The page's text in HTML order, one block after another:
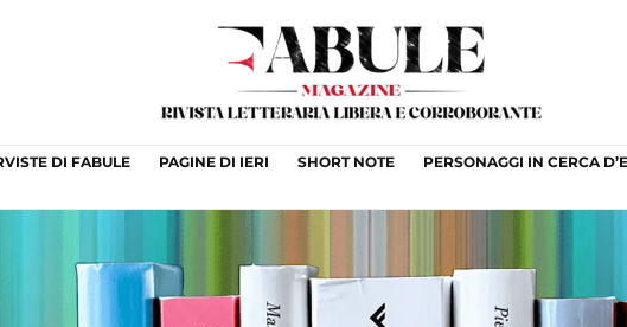
DI FABULE PAGINE DI IERI SHORT NOTE PERSONAGGI IN CERCA